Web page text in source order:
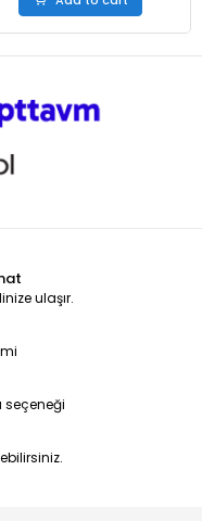
ulaşır.
seçeneği